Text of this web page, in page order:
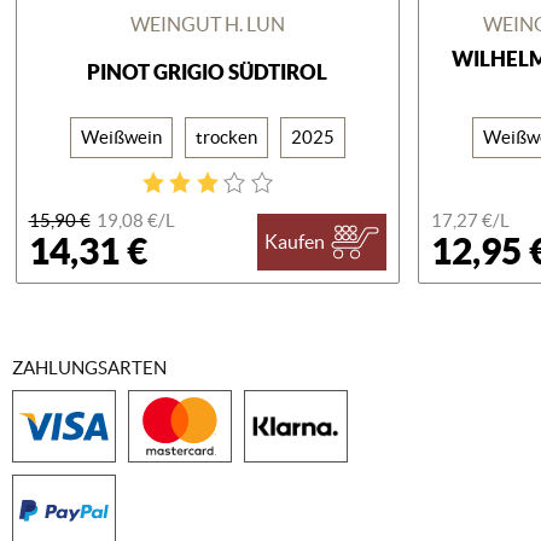
WEINGUT H. LUN
PINOT GRIGIO SÜDTIROL
Weißwein trocken 2025
15,90 € 19,08 €/L
14,31 € Kaufen
17,27 €/L
12,95
ZAHLUNGSARTEN